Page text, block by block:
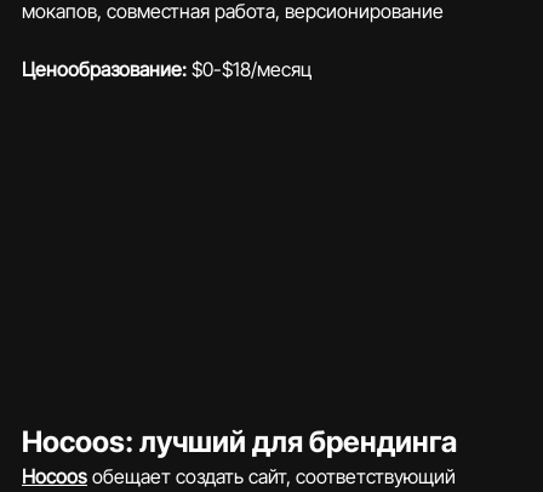
мокапов, совместная работа, версионирование
Ценообразование: $0-$18/месяц
Hocoos: лучший для брендинга
Hocoos обещает создать сайт, соответствующий